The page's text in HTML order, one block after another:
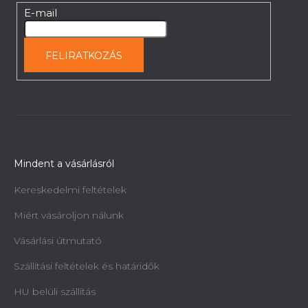
E-mail
FELIRATKOZÁS
Mindent a vásárlásról
Kereskedelmi feltételek
Miért vásároljon nálunk
Vásárlási útmutató
Szállítási feltételek és határidők
HU belüli szállítás